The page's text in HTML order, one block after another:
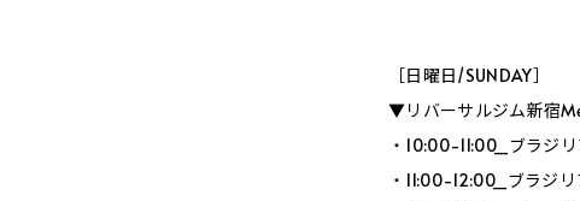
［日曜日/SUNDAY］
▼リバーサルジム新宿
・10:00-11:00_ブラジ
・11:00-12:00_ブラジ